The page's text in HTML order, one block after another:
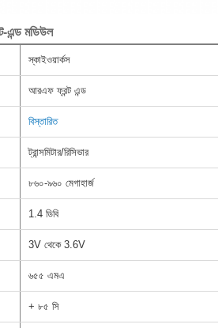
এন্ড মডিউল
স্কাইওয়ার্কস
আরএফ ফ্রন্ট এন্ড
বিস্তারিত
ট্রান্সমিটার/রিসিভার
৮৬০-৯৬০ মেগাহার্জ
1.4 ডিবি
3V থেকে 3.6V
৬৫৫ এমএ
+ ৮৫ সি